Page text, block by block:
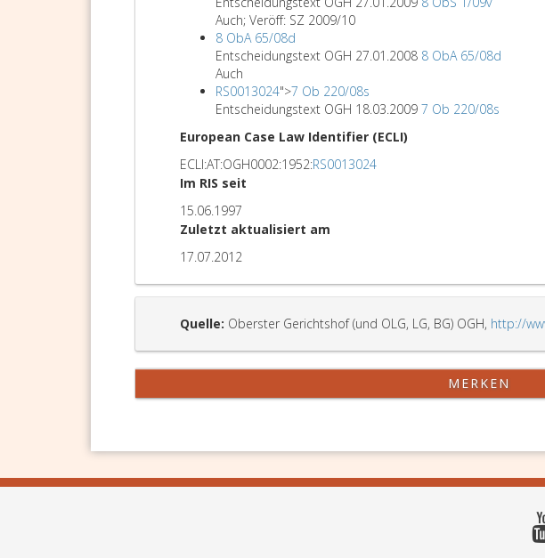
Auch; Veröff: SZ 2009/10
8 ObA 65/08d
Entscheidungstext OGH 27.01.2008 8 ObA 65/08d
Auch
RS0013024">7 Ob 220/08s
Entscheidungstext OGH 18.03.2009 7 Ob 220/08s
European Case Law Identifier (ECLI)
ECLI:AT:OGH0002:1952:RS0013024
Im RIS seit
15.06.1997
Zuletzt aktualisiert am
17.07.2012
Quelle: Oberster Gerichtshof (und OLG, LG, BG) OGH, http://
MERKEN